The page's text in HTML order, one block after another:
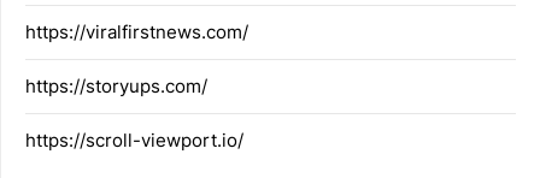
https://viralfirstnews.com/
https://storyups.com/
https://scroll-viewport.io/